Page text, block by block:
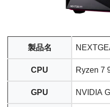
製品名
CPU Ryzen 7
GPU NVIDIA